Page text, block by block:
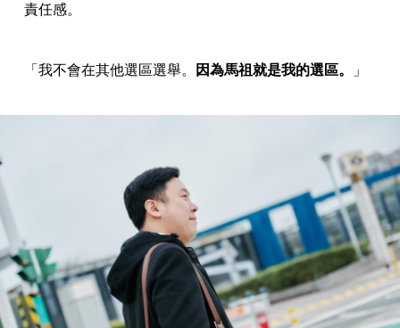
責任感。
「我不會在其他選區選舉。 因為馬祖就是我的選區。 」